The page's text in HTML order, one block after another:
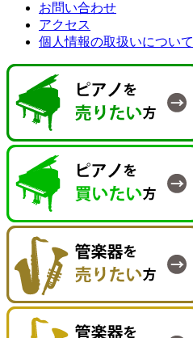
お問い合わせ
アクセス
個人情報の取扱いについて